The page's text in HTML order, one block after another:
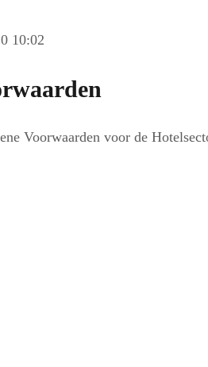
10:02
Voorwaarden voor de